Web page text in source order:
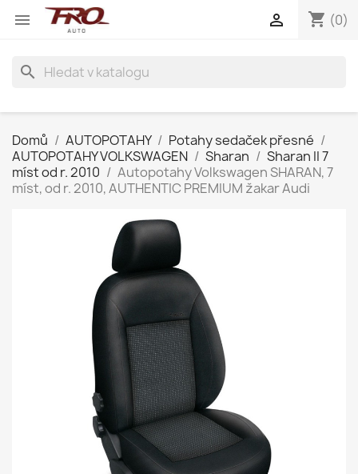
 shopping_cart (0)

search
Domů AUTOPOTAHY
Potahy sedaček přesné
AUTOPOTAHY VOLKSWAGEN
Sharan
Sharan II 7
míst od r. 2010
Autopotahy Volkswagen SHARAN, 7
míst, od r. 2010, AUTHENTIC PREMIUM žakar Audi